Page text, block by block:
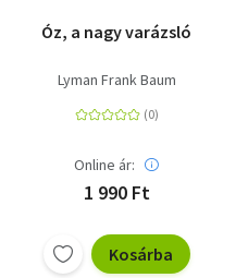
Óz, a nagy varázsló
Lyman Frank Baum
Online ár:
1 990 Ft
Kosárba